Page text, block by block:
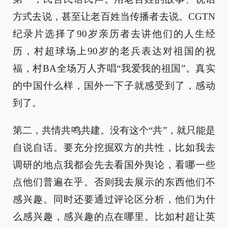
方式去说，甚至让老百姓当传播者去说。CGTN
纪录片选择了90岁亲历者去讲他们的人生经
历，村超球场上90岁的老兵表达对祖国的祝
福，村BA全场万人齐唱“我爱我的祖国”。真实
的中国什么样，国外一下子就感受到了，感动
到了。
第二，共情共鸣共建。没有这个“共”，就只能是
自说自话。要充分挖掘双方的共性，比如我去
调研的地点我都会先去看国外舆论，看哪一些
点他们普遍在乎。否则我去展示的东西他们不
感兴趣。同时还要通过评论区分析，他们为什
么感兴趣，感兴趣的点在哪里。比如村超让英